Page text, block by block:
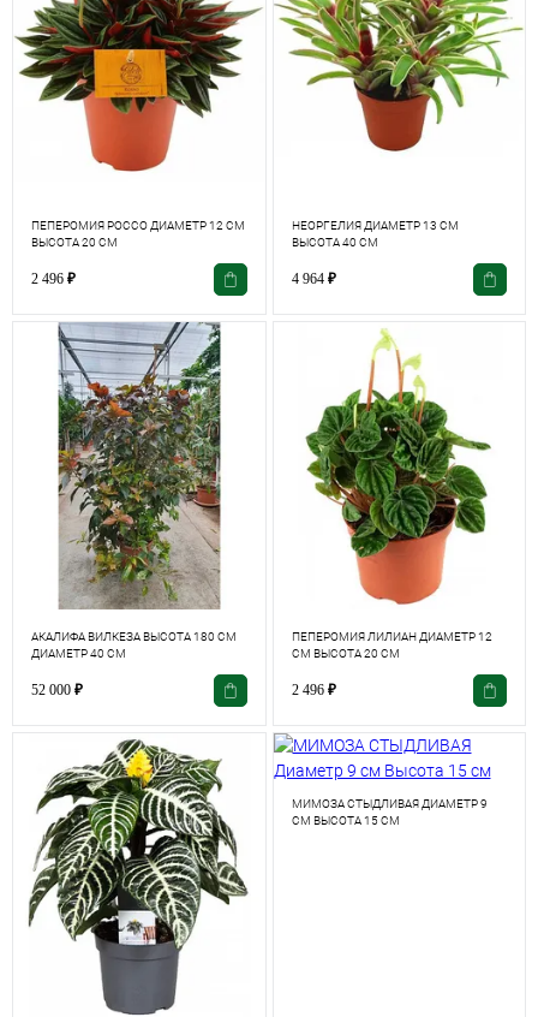
ПЕПЕРОМИЯ РОССО ДИАМЕТР 12 СМ
ВЫСОТА 20 СМ
2 496 ₽
НЕОРГЕЛИЯ ДИАМЕТР 13 СМ
ВЫСОТА 40 СМ
4 964 ₽
АКАЛИФА ВИЛКЕЗА ВЫСОТА 180 СМ
ДИАМЕТР 40 СМ
52 000 ₽
ПЕПЕРОМИЯ ЛИЛИАН ДИАМЕТР 12
СМ ВЫСОТА 20 СМ
2 496 ₽
МИМОЗА СТЫДЛИВАЯ ДИАМЕТР 9
СМ ВЫСОТА 15 СМ